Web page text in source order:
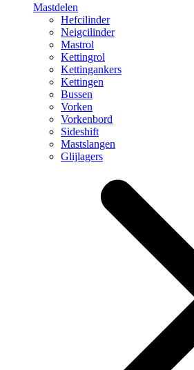
Mastdelen
Hefcilinder
Neigcilinder
Mastrol
Kettingrol
Kettingankers
Kettingen
Bussen
Vorken
Vorkenbord
Sideshift
Mastslangen
Glijlagers